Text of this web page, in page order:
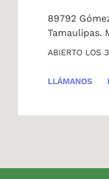
89792
Tamaulipas.
ABIERTO LOS
LLÁMANOS